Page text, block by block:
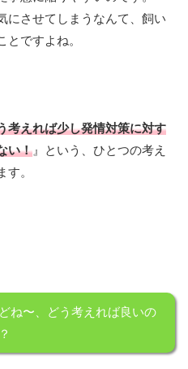
にさせてしまうなんて、飼い
ですよね。
考えれば少し発情対策に対す
い！ 』という、ひとつの考え
。
ね〜、どう考えれば良いの